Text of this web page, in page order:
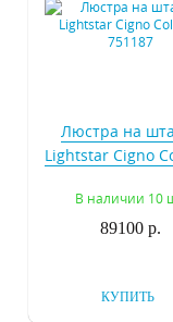
Люстра на
Lightstar Cigno
В наличии 10
89100 р.
КУПИТЬ